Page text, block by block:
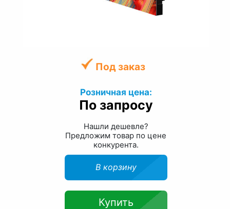
Под заказ
Розничная цена:
По запросу
Нашли дешевле?
Предложим товар по цене
конкурента.
В корзину
Купить